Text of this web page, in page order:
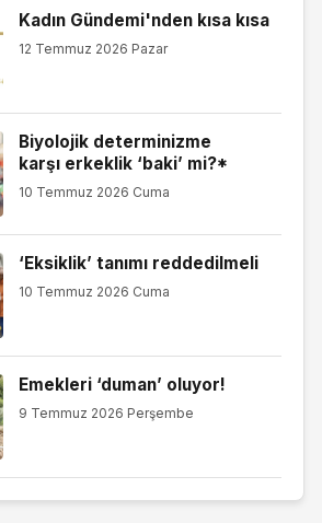
Kadın Gündemi'nden kısa kısa
12 Temmuz 2026 Pazar
Biyolojik determinizme
karşı erkeklik ‘baki’ mi?*
10 Temmuz 2026 Cuma
‘Eksiklik’ tanımı reddedilmeli
10 Temmuz 2026 Cuma
Emekleri ‘duman’ oluyor!
9 Temmuz 2026 Perşembe